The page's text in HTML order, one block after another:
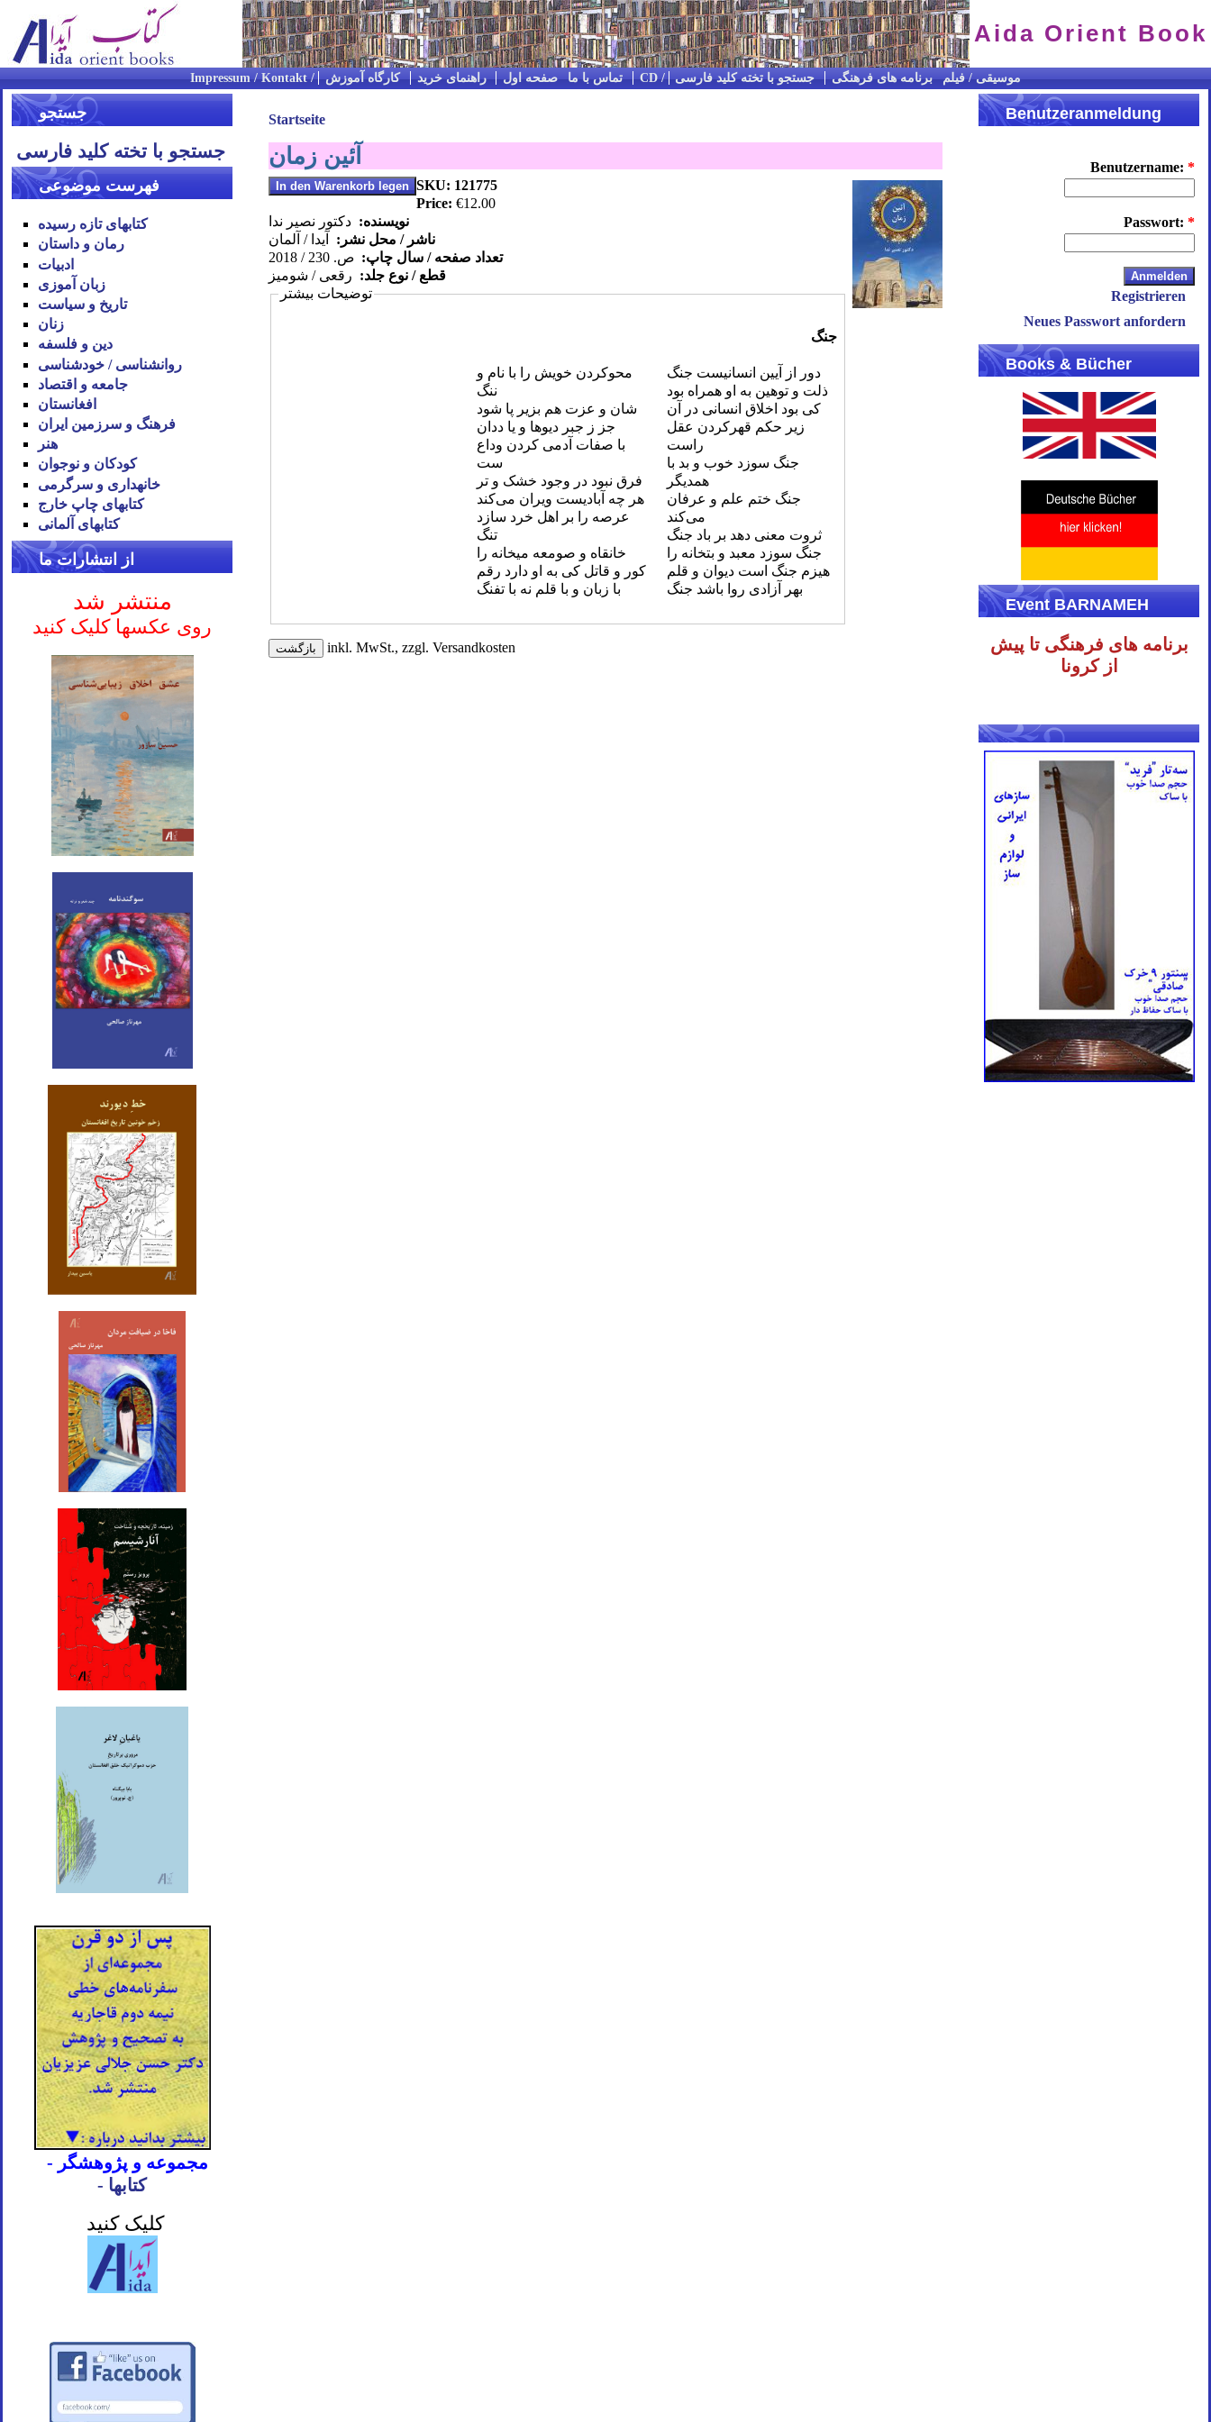
Aida Orient Book
Impressum / Kontakt / تماس با ما صفحه اول راهنمای خرید کارگاه آموزش CD / موسیقی / فیلم برنامه های فرهنگی جستجو با تخته کلید فارسی
جستجو
جستجو با تخته کلید فارسی
فهرست موضوعی
کتابهای تازه رسیده
رمان و داستان
ادبیات
زبان آموزی
تاریخ و سیاست
زنان
دین و فلسفه
روان‪شناسی / خودشناسی
جامعه و اقتصاد
افغانستان
فرهنگ و سرزمین ایران
هنر
کودکان و نوجوان
خانه‪داری و سرگرمی
کتاب‪های چاپ خارج
کتاب‪های آلمانی
از انتشارات ما
منتشر شد
روی عکسها کلیک کنید
- مجموعه و پژوهشگر
- کتابها
کلیک کنید
Startseite
آئین زمان
SKU: 121775
Price: €12.00
نویسنده: دکتور نصیر ندا
ناشر / محل نشر:
آیدا / آلمان
تعداد صفحه / سال چاپ: ص. 230 / 2018
قطع / نوع جلد: رقعی / شومیز
توضیحات بیشتر
جنگ
دور از آیین انسانیست جنگ
ذلت و توهین به او همراه بود
کی بود اخلاق انسانی در آن
زیر حکم قهرکردن عقل
راست
جنگ سوزد خوب و بد با
همدیگر
جنگ ختم علم و عرفان
می‌کند
ثروت معنی دهد بر باد جنگ
جنگ سوزد معبد و بتخانه را
هیزم جنگ است دیوان و قلم
بهر آزادی روا باشد جنگ
محوکردن خویش را با نام و
ننگ
شان و عزت هم بزیر پا شود
جز ز جبر دیوها و یا ددان
با صفات آدمی کردن وداع
ست
فرق نبود در وجود خشک و تر
هر چه آبادیست ویران می‌کند
عرصه را بر اهل خرد سازد
تنگ
خانقاه و صومعه میخانه را
کور و قاتل کی به او دارد رقم
با زبان و با قلم نه با تفنگ
inkl. MwSt., zzgl. Versandkosten
Benutzeranmeldung
Benutzername: *
Passwort: *
Registrieren
Neues Passwort anfordern
Books & Bücher
Event BARNAMEH
برنامه های فرهنگی تا پیش
از کرونا